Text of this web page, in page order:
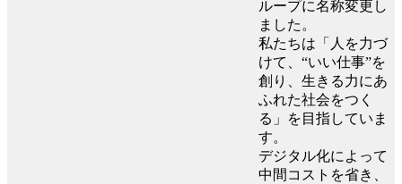
ループに名称変更し
ました。
私たちは「人を力づ
けて、“いい仕事”を
創り、生きる力にあ
ふれた社会をつく
る」を目指していま
す。
デジタル化によって
中間コストを省き、